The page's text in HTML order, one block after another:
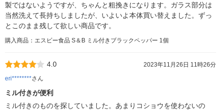
製ではないようですが、ちゃんと粗挽きになります。ガラス部分は
当然洗えて長持ちしましたが、いよいよ本体買い替えました。ずっ
とこのまま残して欲しい商品です。
購入商品：エスビー食品 S＆B ミル付きブラックペッパー 1個
4.0
2023年11月26日 11時26分
eri********さん
ミル付きが便利
ミル付きのものを探していました。あまりコショウを使わないの